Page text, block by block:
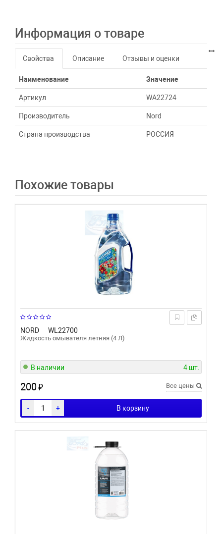
Информация о товаре
Свойства Описание Отзывы и оценки
Наименование Значение
Артикул WA22724
Производитель Nord
Страна производства РОССИЯ
Похожие товары
NORD WL22700
Жидкость омывателя летняя (4 Л)
В наличии 4 шт.
200₽ Все цены
- + В корзину